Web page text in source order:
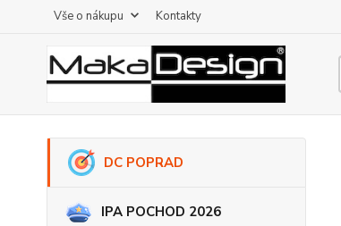
Vše o nákupu Kontakty
DC POPRAD
IPA POCHOD 2026